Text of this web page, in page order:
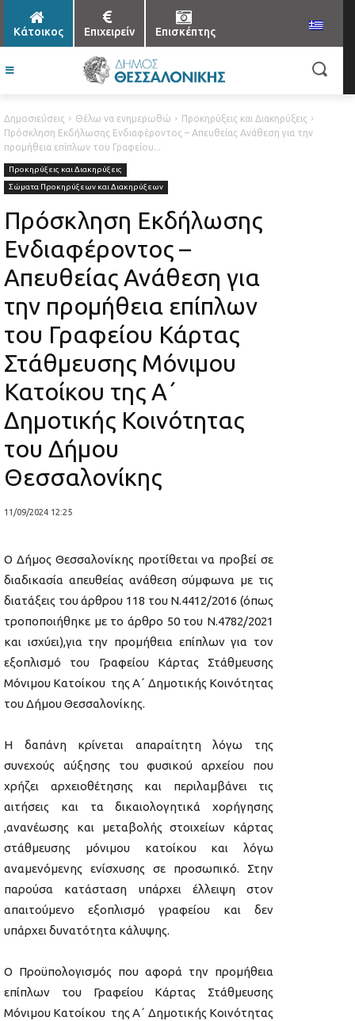
Κάτοικος Επιχειρείν Επισκέπτης
Δημοσιεύσεις Θέλω να ενημερωθώ
Προκηρύξεις και Διακηρύξεις
Πρόσκληση Εκδήλωσης Ενδιαφέροντος – Απευθείας Ανάθεση για την
προμήθεια επίπλων του Γραφείου...
Προκηρύξεις και Διακηρύξεις
Σώματα Προκηρύξεων και Διακηρύξεων
Πρόσκληση Εκδήλωσης
Ενδιαφέροντος –
Απευθείας Ανάθεση για
την προμήθεια επίπλων
του Γραφείου Κάρτας
Στάθμευσης Μόνιμου
Κατοίκου της Α΄
Δημοτικής Κοινότητας
του Δήμου
Θεσσαλονίκης
11/09/2024 12:25
Ο Δήμος Θεσσαλονίκης προτίθεται να προβεί σε
διαδικασία απευθείας ανάθεση σύμφωνα με τις
διατάξεις του άρθρου 118 του Ν.4412/2016 (όπως
τροποποιήθηκε με το άρθρο 50 του Ν.4782/2021
και ισχύει),για την προμήθεια επίπλων για τον
εξοπλισμό του Γραφείου Κάρτας Στάθμευσης
Μόνιμου Κατοίκου της Α΄ Δημοτικής Κοινότητας
του Δήμου Θεσσαλονίκης.
Η δαπάνη κρίνεται απαραίτητη λόγω της
συνεχούς αύξησης του φυσικού αρχείου που
χρήζει αρχειοθέτησης και περιλαμβάνει τις
αιτήσεις και τα δικαιολογητικά χορήγησης
,ανανέωσης και μεταβολής στοιχείων κάρτας
στάθμευσης μόνιμου κατοίκου και λόγω
αναμενόμενης ενίσχυσης σε προσωπικό. Στην
παρούσα κατάσταση υπάρχει έλλειψη στον
απαιτούμενο εξοπλισμό γραφείου και δεν
υπάρχει δυνατότητα κάλυψης.
Ο Προϋπολογισμός που αφορά την προμήθεια
επίπλων του Γραφείου Κάρτας Στάθμευσης
Μόνιμου Κατοίκου της Α΄ Δημοτικής Κοινότητας